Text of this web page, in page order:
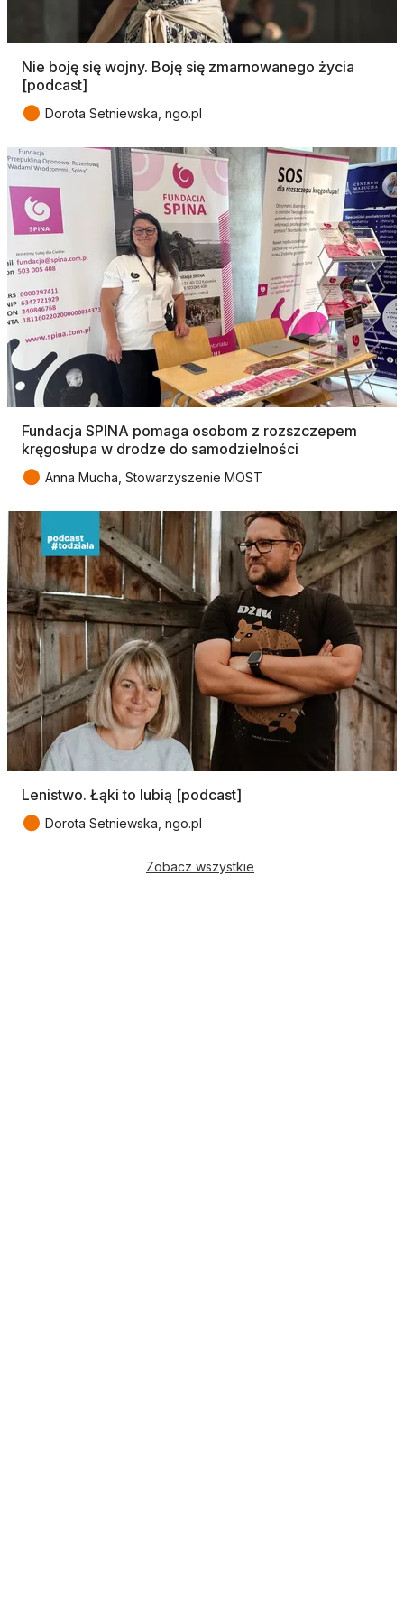
Nie boję się wojny. Boję się zmarnowanego życia
[podcast]
● Dorota Setniewska, ngo.pl
Fundacja SPINA pomaga osobom z rozszczepem
kręgosłupa w drodze do samodzielności
● Anna Mucha, Stowarzyszenie MOST
Lenistwo. Łąki to lubią [podcast]
● Dorota Setniewska, ngo.pl
Zobacz wszystkie